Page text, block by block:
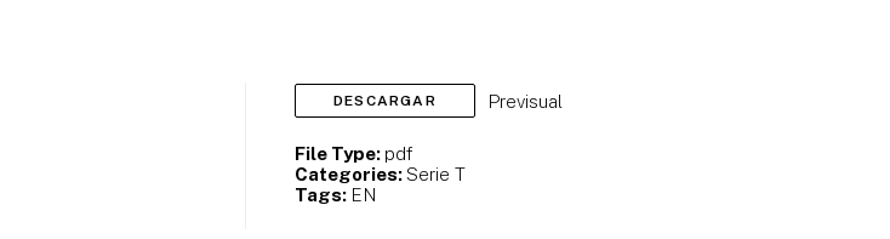
DESCARGAR Previsual
File Type: pdf
Categories:Serie T
Tags: EN